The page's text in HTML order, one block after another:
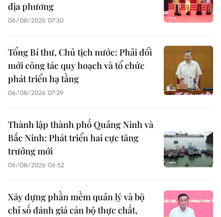
địa phương
06/08/2026 07:30
Tổng Bí thư, Chủ tịch nước: Phải đổi
mới công tác quy hoạch và tổ chức
phát triển hạ tầng
06/08/2026 07:29
Thành lập thành phố Quảng Ninh và
Bắc Ninh: Phát triển hai cực tăng
trưởng mới
06/08/2026 06:52
Xây dựng phần mềm quản lý và bộ
chỉ số đánh giá cán bộ thực chất,